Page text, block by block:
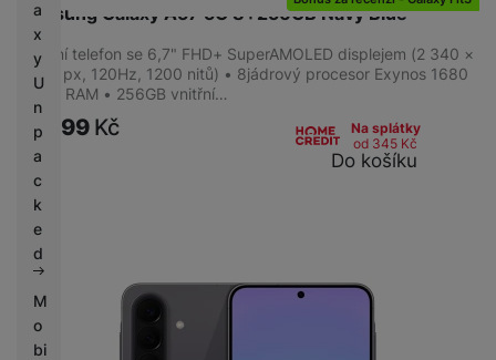
a
x
y
U
n
p
a
c
k
e
d
M
o
bi
Samsung Galaxy A57 5G 8+256GB Navy Blue
Mobilní telefon se 6,7" FHD+ SuperAMOLED displejem (2 340 ×
1 080 px, 120Hz, 1200 nitů) • 8jádrový procesor Exynos 1680
• 8GB RAM • 256GB vnitřní…
13 399 Kč
Na splátky
od 345 Kč
Do košíku